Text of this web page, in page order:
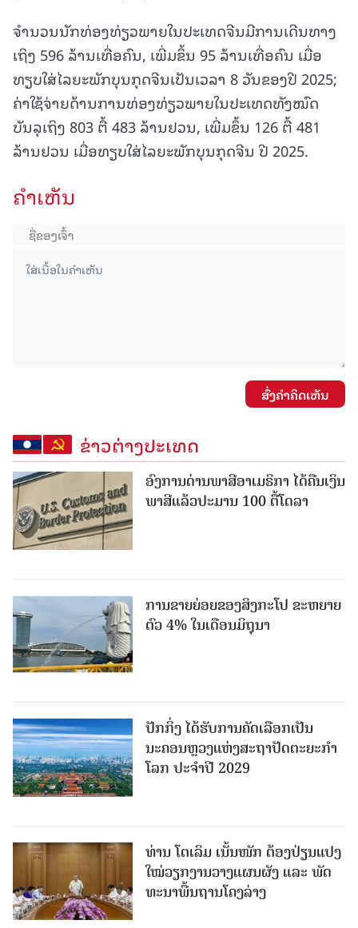
ຈຳນວນນັກທ່ອງທ່ຽວພາຍໃນປະເທດຈີນມີການເດີນທາງ
ເຖິງ 596 ລ້ານເທື່ອຄົນ, ເພີ່ມຂຶ້ນ 95 ລ້ານເທື່ອຄົນ ເມື່ອ
ທຽບໃສ່ໄລຍະພັກບຸນກຸດຈີນເປັນເວລາ 8 ວັນຂອງປີ 2025;
ຄ່າໃຊ້ຈ່າຍດ້ານການທ່ອງທ່ຽວພາຍໃນປະເທດທັງໝົດ
ບັນລຸເຖິງ 803 ຕື້ 483 ລ້ານຢວນ, ເພີ່ມຂຶ້ນ 126 ຕື້ 481
ລ້ານຢວນ ເມື່ອທຽບໃສ່ໄລຍະພັກບຸນກຸດຈີນ ປີ 2025.
ຄໍາເຫັນ
ສົ່ງຄໍາຄິດເຫັນ
ຂ່າວຕ່າງປະເທດ
ອົງການດ່ານພາສີອາເມຣິກາ ໄດ້ຄືນເງິນ
ພາສີແລ້ວປະມານ 100 ຕື້ໂດລາ
ການຂາຍຍ່ອຍຂອງສິງກະໂປ ຂະຫຍາຍ
ຕົວ 4% ໃນເດືອນມິຖຸນາ
ປັກກິ່ງ ໄດ້ຮັບການຄັດເລືອກເປັນ
ນະຄອນຫຼວງແຫ່ງສະຖາປັດຕະຍະກຳ
ໂລກ ປະຈຳປີ 2029
ທ່ານ ໂຕ​ເລິມ ເນັ້ນໜັກ ຕ້ອງ​ປ່ຽນ​ແປງ​
ໃໝ່​ວຽກ​ງານ​ວາງ​ແຜນ​ຜັງ ແລະ ​ພັດ​
ທະ​ນາ​ພື້ນ​ຖານ​ໂຄງ​ລ່າງ